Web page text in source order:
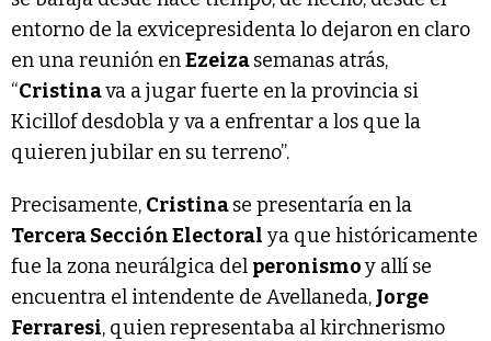
entorno de la exvicepresidenta lo dejaron en claro
en una reunión enEzeizasemanas atrás,
“Cristinava a jugar fuerte en la provincia si
Kicillof desdobla y va a enfrentar a los que la
quieren jubilar en su terreno”.
Precisamente, Cristinase presentaría en la
Tercera Sección Electoral ya que históricamente
fue la zona neurálgica del peronismoy allí se
encuentra el intendente de Avellaneda, Jorge
Ferraresi, quien representaba al kirchnerismo